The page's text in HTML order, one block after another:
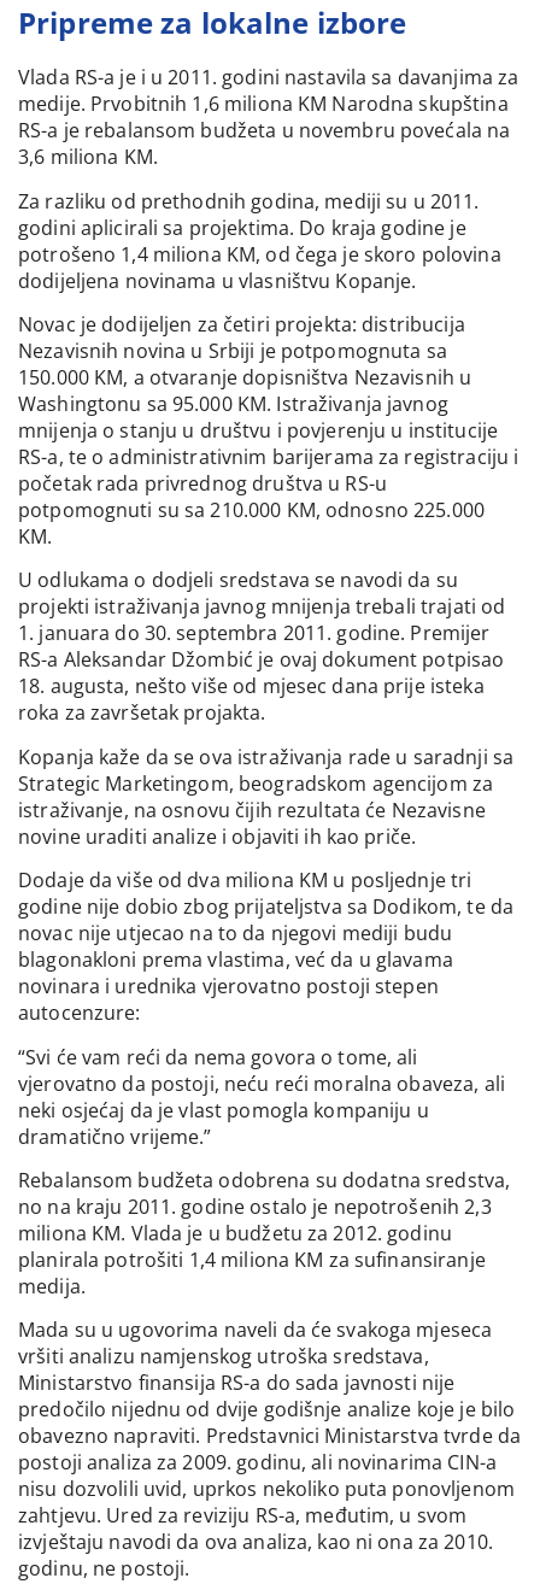
Pripreme za lokalne izbore
Vlada RS-a je i u 2011. godini nastavila sa davanjima za
medije. Prvobitnih 1,6 miliona KM Narodna skupština
RS-a je rebalansom budžeta u novembru povećala na
3,6 miliona KM.
Za razliku od prethodnih godina, mediji su u 2011.
godini aplicirali sa projektima. Do kraja godine je
potrošeno 1,4 miliona KM, od čega je skoro polovina
dodijeljena novinama u vlasništvu Kopanje.
Novac je dodijeljen za četiri projekta: distribucija
Nezavisnih novina u Srbiji je potpomognuta sa
150.000 KM, a otvaranje dopisništva Nezavisnih u
Washingtonu sa 95.000 KM. Istraživanja javnog
mnijenja o stanju u društvu i povjerenju u institucije
RS-a, te o administrativnim barijerama za registraciju i
početak rada privrednog društva u RS-u
potpomognuti su sa 210.000 KM, odnosno 225.000
KM.
U odlukama o dodjeli sredstava se navodi da su
projekti istraživanja javnog mnijenja trebali trajati od
1. januara do 30. septembra 2011. godine. Premijer
RS-a Aleksandar Džombić je ovaj dokument potpisao
18. augusta, nešto više od mjesec dana prije isteka
roka za završetak projakta.
Kopanja kaže da se ova istraživanja rade u saradnji sa
Strategic Marketingom, beogradskom agencijom za
istraživanje, na osnovu čijih rezultata će Nezavisne
novine uraditi analize i objaviti ih kao priče.
Dodaje da više od dva miliona KM u posljednje tri
godine nije dobio zbog prijateljstva sa Dodikom, te da
novac nije utjecao na to da njegovi mediji budu
blagonakloni prema vlastima, već da u glavama
novinara i urednika vjerovatno postoji stepen
autocenzure:
“Svi će vam reći da nema govora o tome, ali
vjerovatno da postoji, neću reći moralna obaveza, ali
neki osjećaj da je vlast pomogla kompaniju u
dramatično vrijeme.”
Rebalansom budžeta odobrena su dodatna sredstva,
no na kraju 2011. godine ostalo je nepotrošenih 2,3
miliona KM. Vlada je u budžetu za 2012. godinu
planirala potrošiti 1,4 miliona KM za sufinansiranje
medija.
Mada su u ugovorima naveli da će svakoga mjeseca
vršiti analizu namjenskog utroška sredstava,
Ministarstvo finansija RS-a do sada javnosti nije
predočilo nijednu od dvije godišnje analize koje je bilo
obavezno napraviti. Predstavnici Ministarstva tvrde da
postoji analiza za 2009. godinu, ali novinarima CIN-a
nisu dozvolili uvid, uprkos nekoliko puta ponovljenom
zahtjevu. Ured za reviziju RS-a, međutim, u svom
izvještaju navodi da ova analiza, kao ni ona za 2010.
godinu, ne postoji.